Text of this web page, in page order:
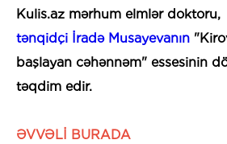
Kulis.az mərhum elmlər doktoru,
tənqidçi İradə Musayevanın
başlayan cəhənnəm" essesinin
təqdim edir.
ƏVVƏLİ BURADA